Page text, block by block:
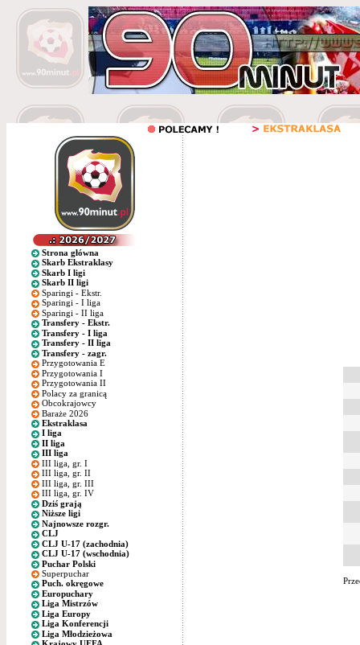
Strona główna
Skarb Ekstraklasy
Skarb I ligi
Skarb II ligi
Sparingi - Ekstr.
Sparingi - I liga
Sparingi - II liga
Transfery - Ekstr.
Transfery - I liga
Transfery - II liga
Transfery - zagr.
Przygotowania E
Przygotowania I
Przygotowania II
Polacy za granicą
Obcokrajowcy
Baraże 2026
Ekstraklasa
I liga
II liga
III liga
III liga, gr. I
III liga, gr. II
III liga, gr. III
III liga, gr. IV
Dziś grają
Niższe ligi
Najnowsze rozgr.
CLJ
CLJ U-17 (zachodnia)
CLJ U-17 (wschodnia)
Puchar Polski
Superpuchar
Puch. okręgowe
Europuchary
Liga Mistrzów
Liga Europy
Liga Konferencji
Liga Młodzieżowa